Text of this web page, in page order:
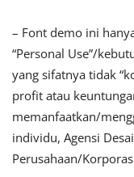
– Font demo ini
“Personal Use”/
yang sifatnya tidak
profit atau
memanfaatkan/
individu, Agensi
Perusahaan/